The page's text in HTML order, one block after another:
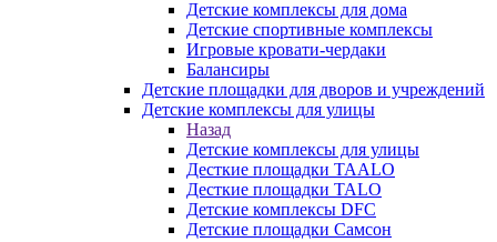
Детские комплексы для дома
Детские спортивные комплексы
Игровые кровати-чердаки
Балансиры
Детские площадки для дворов и учреждений
Детские комплексы для улицы
Назад
Детские комплексы для улицы
Десткие площадки TAALO
Десткие площадки TALO
Детские комплексы DFC
Детские площадки Самсон